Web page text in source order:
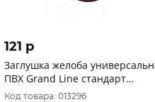
121 p
Заглушка желоба
ПВХ Grand Line стандарт
шоколадная
Код товара: 013296